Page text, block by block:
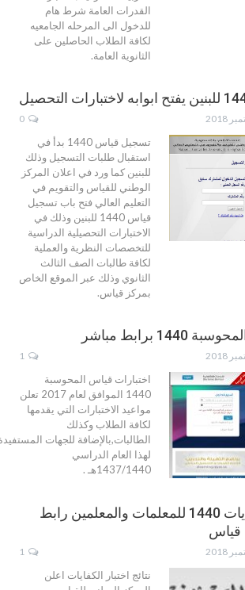
القدرات العامة شرط هام
للدخول الى المرحله الجامعيه
لكافة الطلاب الحاصلين على
الثانوية العامة.
تسجيل قياس 1440 بدأ في
استقبال طلبات التسجيل وذلك
للبنين كما ورد في اعلان المركز
الوطني للقياس والتقويم في
التعليم العالي فتح باب تسجيل
قياس 1440 للبنين وذلك في
الاختبارات التحصيلية الدراسية
للتخصصات النظرية والعملية
لكافة طالبات الصف الثالث
الثانوي وذلك عبر الموقع الخاص
بمركز قياس.
برابط مباشر
اختبارات قياس المحوسبة
1440 الموافق لعام 2017 تعلن
مواعيد الاختبارات التي يقدمها
لكافة الطلاب وكذلك
الطالبات,بالإضافة للجهات
لهذا العام الدراسي
1437/1440هـ .
نتائج اختبار الكفايات 1440 للمعلمات والمعلمين رابط
قياس
نتائج اختبار الكفايات اعلن